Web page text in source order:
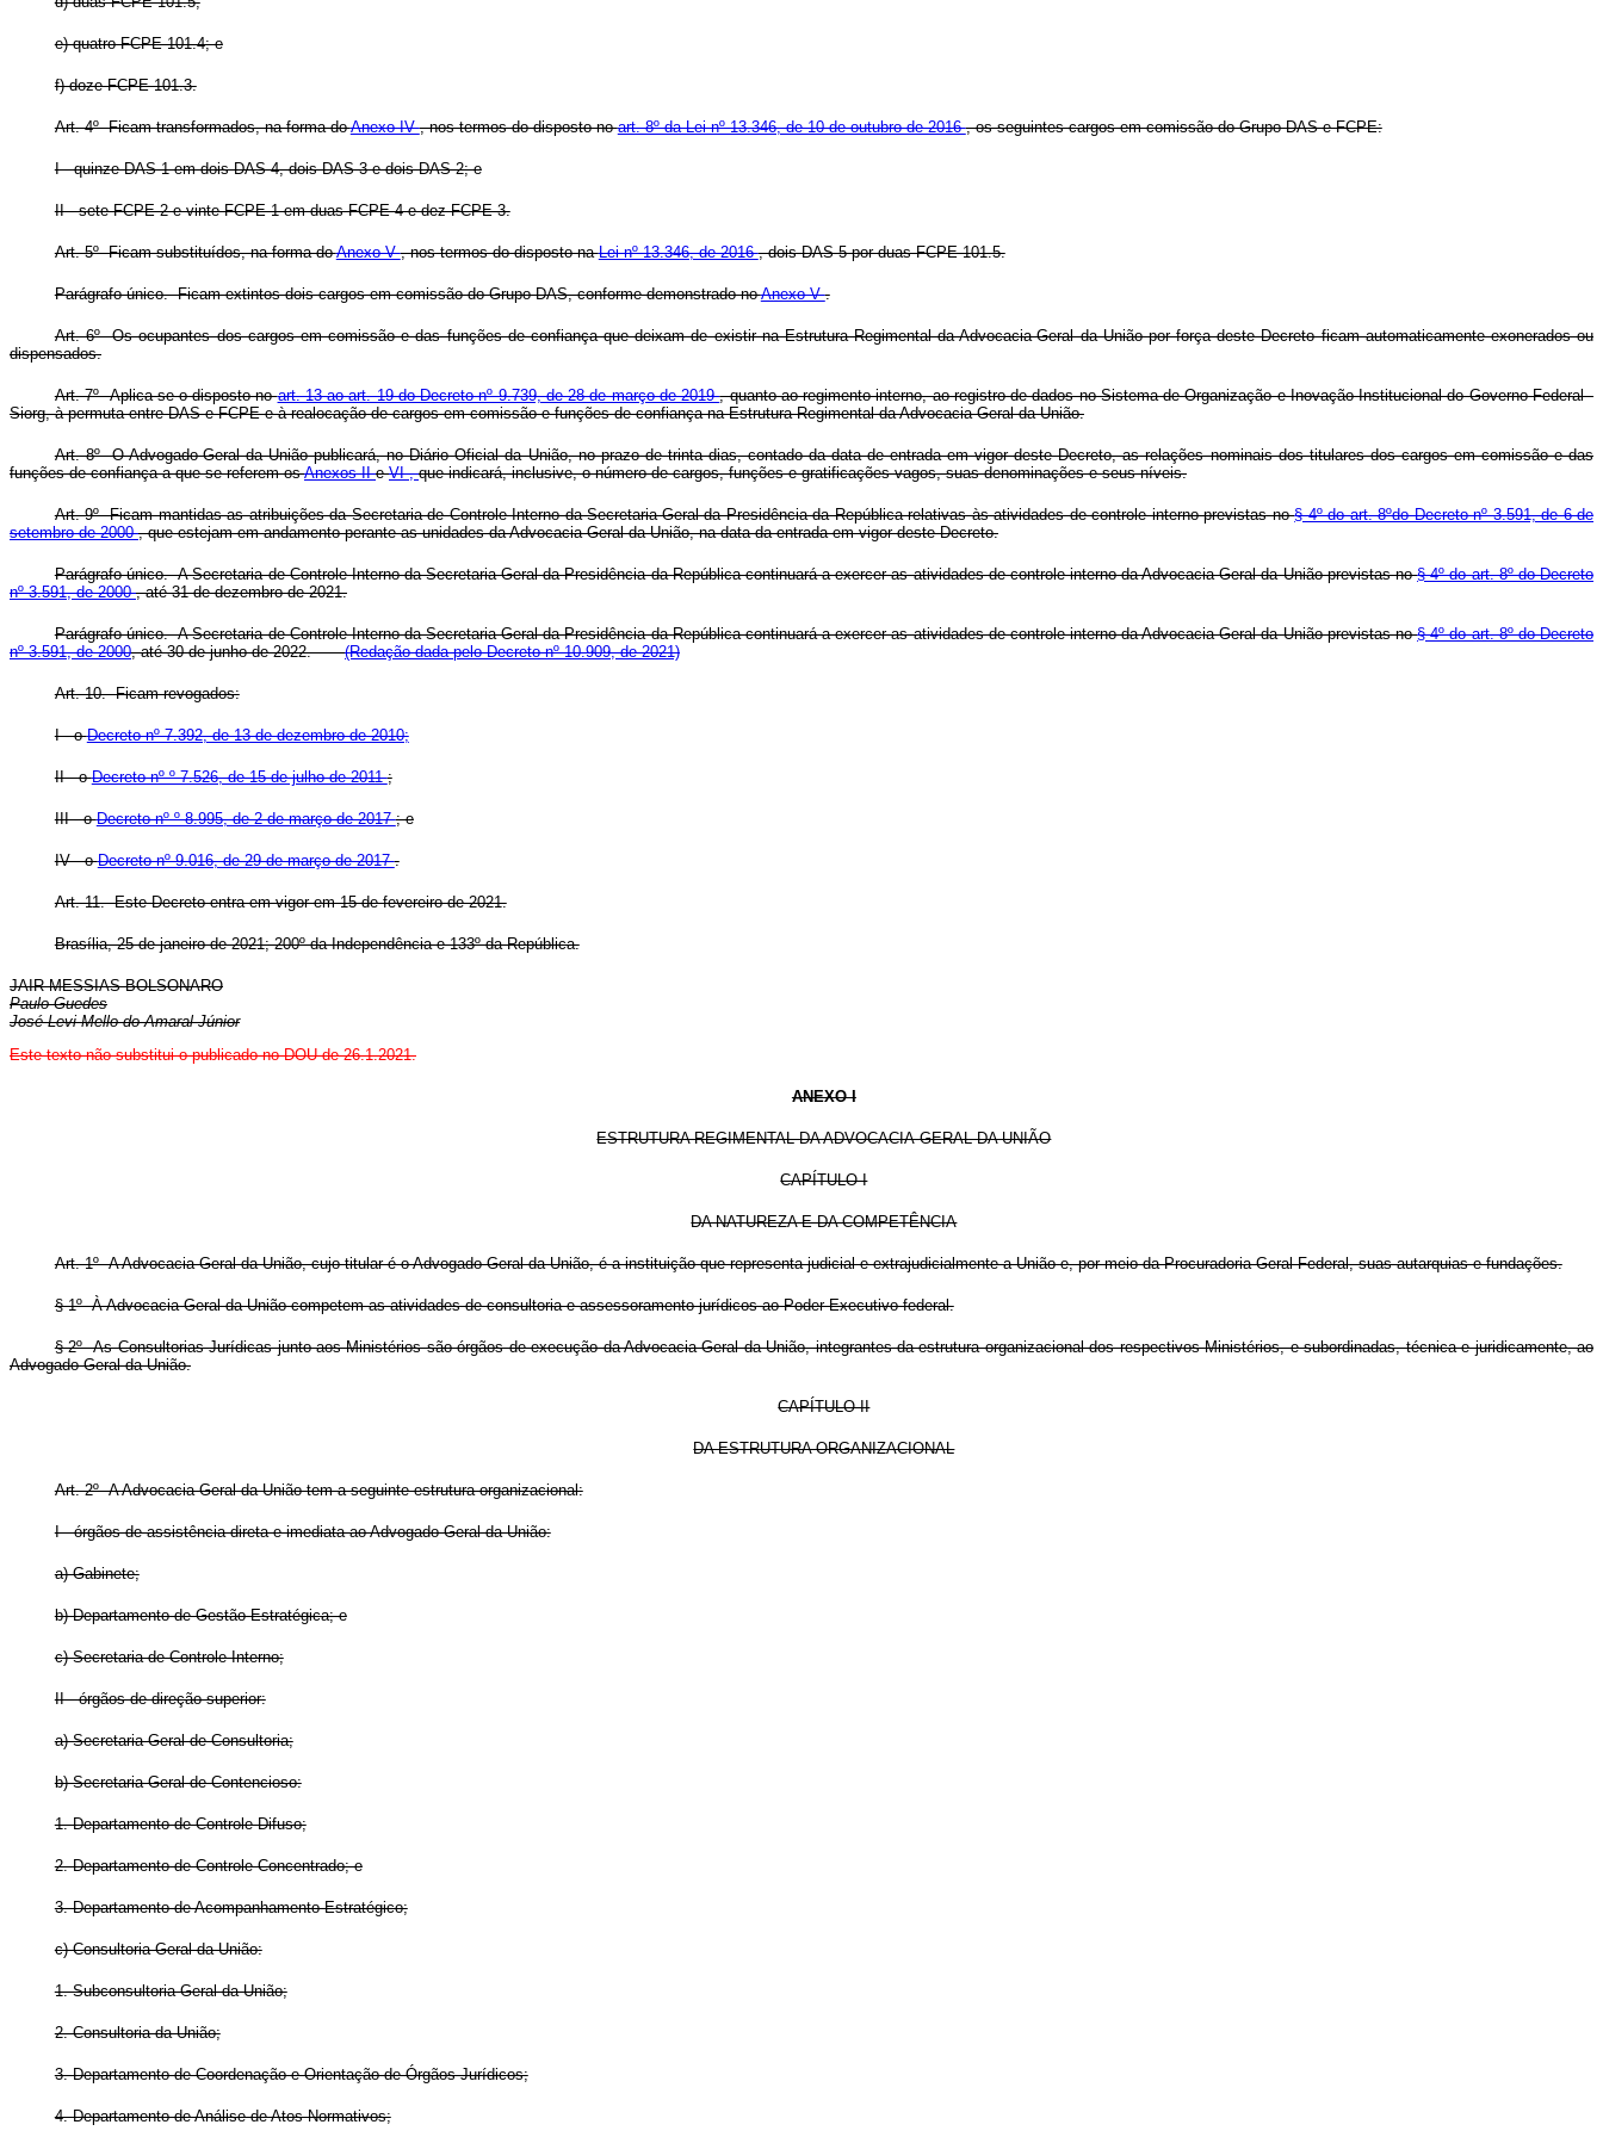
e) quatro FCPE 101.4; e
f) doze FCPE 101.3.
Art. 4º Ficam transformados, na forma doAnexo IV, nos termos do disposto noart. 8º da Lei nº 13.346, de 10 de outubro de 2016, os seguintes cargos em comissão do Grupo-DAS e FCPE:
I - quinze DAS-1 em dois DAS-4, dois DAS-3 e dois DAS-2; e
II - sete FCPE-2 e vinte FCPE-1 em duas FCPE-4 e dez FCPE-3.
Art. 5º Ficam substituídos, na forma doAnexo V, nos termos do disposto naLei nº 13.346, de 2016, dois DAS-5 por duas FCPE 101.5.
Parágrafo único. Ficam extintos dois cargos em comissão do Grupo-DAS, conforme demonstrado noAnexo V.
Art. 6º Os ocupantes dos cargos em comissão e das funções de confiança que deixam de existir na Estrutura Regimental da Advocacia-Geral da União por força deste Decreto ficam automaticamente exonerados ou
dispensados.
Art. 7º Aplica-se o disposto noart. 13 ao art. 19 do Decreto nº 9.739, de 28 de março de 2019, quanto ao regimento interno, ao registro de dados no Sistema de Organização e Inovação Institucional do Governo Federal -
Siorg, à permuta entre DAS e FCPE e à realocação de cargos em comissão e funções de confiança na Estrutura Regimental da Advocacia-Geral da União.
Art. 8º O Advogado-Geral da União publicará, no Diário Oficial da União, no prazo de trinta dias, contado da data de entrada em vigor deste Decreto, as relações nominais dos titulares dos cargos em comissão e das
funções de confiança a que se referem osAnexos IIeVI ,que indicará, inclusive, o número de cargos, funções e gratificações vagos, suas denominações e seus níveis.
Art. 9º Ficam mantidas as atribuições da Secretaria de Controle Interno da Secretaria-Geral da Presidência da República relativas às atividades de controle interno previstas no§ 4º do art. 8ºdo Decreto nº 3.591, de 6 de
setembro de 2000, que estejam em andamento perante as unidades da Advocacia-Geral da União, na data da entrada em vigor deste Decreto.
Parágrafo único. A Secretaria de Controle Interno da Secretaria-Geral da Presidência da República continuará a exercer as atividades de controle interno da Advocacia-Geral da União previstas no§ 4º do art. 8º do Decreto
nº 3.591, de 2000, até 31 de dezembro de 2021.
Parágrafo único. A Secretaria de Controle Interno da Secretaria-Geral da Presidência da República continuará a exercer as atividades de controle interno da Advocacia-Geral da União previstas no§ 4º do art. 8º do Decreto
nº 3.591, de 2000, até 30 de junho de 2022.(Redação dada pelo Decreto nº 10.909, de 2021)
Art. 10. Ficam revogados:
I - oDecreto nº 7.392, de 13 de dezembro de 2010;
II - oDecreto nº º 7.526, de 15 de julho de 2011;
III - oDecreto nº º 8.995, de 2 de março de 2017; e
IV - oDecreto nº 9.016, de 29 de março de 2017.
Art. 11. Este Decreto entra em vigor em 15 de fevereiro de 2021.
Brasília, 25 de janeiro de 2021; 200º da Independência e 133º da República.
JAIR MESSIAS BOLSONARO
Paulo Guedes
José Levi Mello do Amaral Júnior
Este texto não substitui o publicado no DOU de 26.1.2021.
ANEXO I
ESTRUTURA REGIMENTAL DA ADVOCACIA-GERAL DA UNIÃO
CAPÍTULO I
DA NATUREZA E DA COMPETÊNCIA
Art. 1º A Advocacia-Geral da União, cujo titular é o Advogado-Geral da União, é a instituição que representa judicial e extrajudicialmente a União e, por meio da Procuradoria-Geral Federal, suas autarquias e fundações.
§ 1º À Advocacia-Geral da União competem as atividades de consultoria e assessoramento jurídicos ao Poder Executivo federal.
§ 2º As Consultorias Jurídicas junto aos Ministérios são órgãos de execução da Advocacia-Geral da União, integrantes da estrutura organizacional dos respectivos Ministérios, e subordinadas, técnica e juridicamente, ao
Advogado-Geral da União.
CAPÍTULO II
DA ESTRUTURA ORGANIZACIONAL
Art. 2º A Advocacia-Geral da União tem a seguinte estrutura organizacional:
I - órgãos de assistência direta e imediata ao Advogado-Geral da União:
a) Gabinete;
b) Departamento de Gestão Estratégica; e
c) Secretaria de Controle Interno;
II - órgãos de direção superior:
a) Secretaria-Geral de Consultoria;
b) Secretaria-Geral de Contencioso:
1. Departamento de Controle Difuso;
2. Departamento de Controle Concentrado; e
3. Departamento de Acompanhamento Estratégico;
c) Consultoria-Geral da União:
1. Subconsultoria-Geral da União;
2. Consultoria da União;
3. Departamento de Coordenação e Orientação de Órgãos Jurídicos;
4. Departamento de Análise de Atos Normativos;